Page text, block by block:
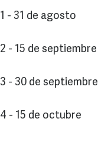
1 - 31 de agosto
2 - 15 de septiembre
3 - 30 de septiembre
4 - 15 de octubre